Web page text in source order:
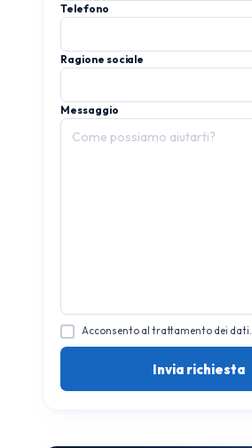
Telefono
Ragione sociale
Messaggio
Acconsento al trattamento dei dati.